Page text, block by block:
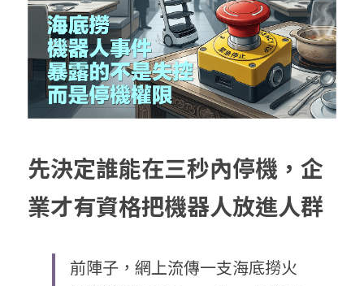
先決定誰能在三秒內停機，企
業才有資格把機器人放進人群
前陣子，網上流傳一支海底撈火